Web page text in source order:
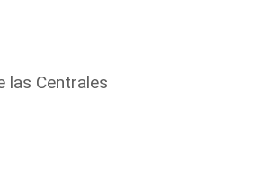
las Centrales